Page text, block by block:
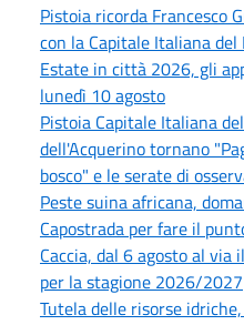
Pistoia ricorda Francesco
con la Capitale Italiana
Estate in città 2026, gli
lunedì 10 agosto
Pistoia Capitale Italiana
dell'Acquerino tornano
bosco" e le serate di
Peste suina africana,
Capostrada per fare il
Caccia, dal 6 agosto al
per la stagione 2026/2027
Tutela delle risorse